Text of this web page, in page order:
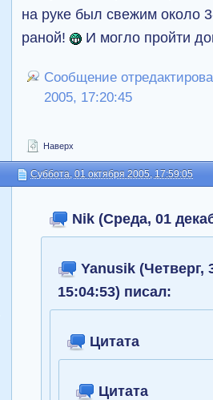
на руке был свежим около
раной!
И могло пройти
Сообщение
2005, 17:20:45
Наверх
Суббота, 01 октября 2005, 17:59:05
Nik (Среда, 01
Yanusik (Четверг,
15:04:53) писал:
Цитата
Цитата